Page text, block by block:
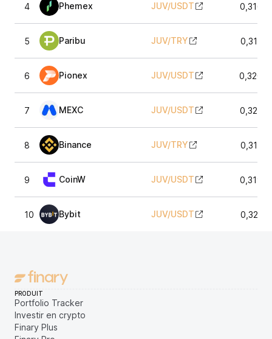
4 Phemex JUV/USDT
5 Paribu JUV/TRY
6 Pionex JUV/USDT
7 MEXC JUV/USDT
8 Binance JUV/TRY
9 CoinW JUV/USDT
10 Bybit JUV/USDT
PRODUIT
Portfolio Tracker
Investir en crypto
Finary Plus